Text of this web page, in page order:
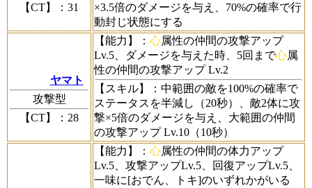
【CT】
：31
×3.5倍のダメージを与え、70%の確率で行
動封じ状態にする
ヤマト
攻撃型
【CT】
：28
【能力】 ： 心属性の仲間の攻撃アップ
Lv.5、ダメージを与えた時、5回まで心属
性の仲間の攻撃アップ Lv.2
【スキル】
：中範囲の敵を100%の確率で
ステータスを半減し（20秒）、敵2体に攻
撃×5倍のダメージを与え、大範囲の仲間
の攻撃アップ Lv.10（10秒）
【能力】 ： 心属性の仲間の体力アップ
Lv.5、攻撃アップLv.5、回復アップLv.5、
一味に[おでん、トキ]のいずれかがいる